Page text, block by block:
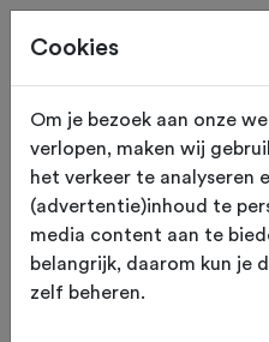
Beoordeling
Cycle nl - 30-6-
Je beoordeling helpt
weg. Bedankt!
Cookies
Om je bezoek aan onze
verlopen, maken wij
het verkeer te analyseren
(advertentie)inhoud te
media content aan te
belangrijk, daarom kun je
zelf beheren.